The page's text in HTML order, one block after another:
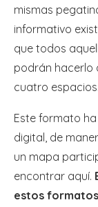
mismas
informativo
que todos
podrán hacerlo
cuatro espacios.
Este formato
digital, de
un mapa
encontrar aquí.
estos